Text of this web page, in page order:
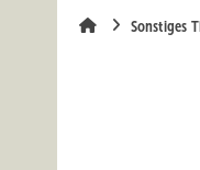
Sonstiges